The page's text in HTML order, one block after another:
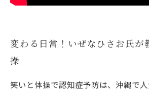
変わる日常！いぜなひさお氏が
操
笑いと体操で認知症予防は、沖縄で